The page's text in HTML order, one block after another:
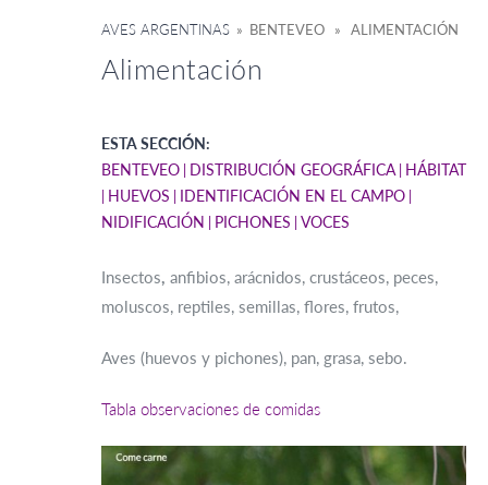
AVES ARGENTINAS » BENTEVEO » ALIMENTACIÓN
Alimentación
ESTA SECCIÓN:
BENTEVEO DISTRIBUCIÓN GEOGRÁFICA HÁBITAT
HUEVOS
IDENTIFICACIÓN EN EL CAMPO
NIDIFICACIÓN
PICHONES VOCES
Insectos, anfibios, arácnidos, crustáceos, peces,
moluscos, reptiles, semillas, flores, frutos,
Aves (huevos y pichones), pan, grasa, sebo.
Tabla observaciones de comidas